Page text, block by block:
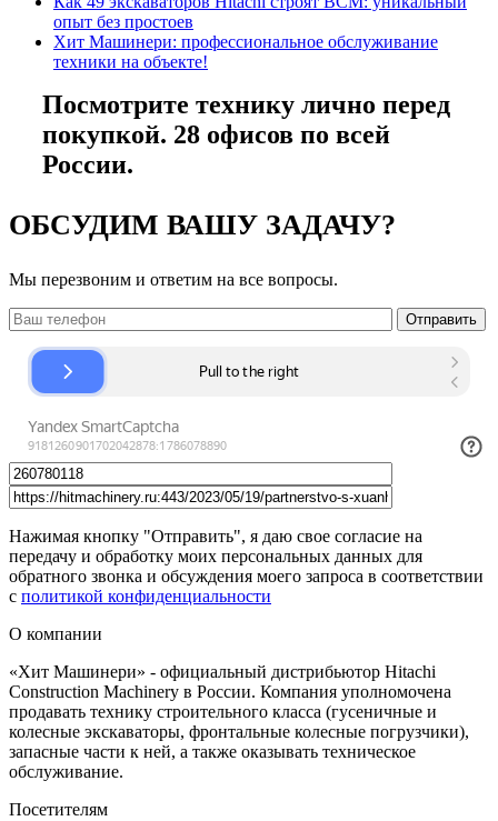
опыт без простоев
Хит Машинери: профессиональное обслуживание
техники на объекте!
Посмотрите технику лично перед
покупкой. 28 офисов по всей
России.
ОБСУДИМ ВАШУ ЗАДАЧУ?
Мы перезвоним и ответим на все вопросы.
Нажимая кнопку "Отправить", я даю свое согласие на
передачу и обработку моих персональных данных для
обратного звонка и обсуждения моего запроса в соответствии
с политикой конфиденциальности
О компании
«Хит Машинери» - официальный дистрибьютор Hitachi
Construction Machinery в России. Компания уполномочена
продавать технику строительного класса (гусеничные и
колесные экскаваторы, фронтальные колесные погрузчики),
запасные части к ней, а также оказывать техническое
обслуживание.
Посетителям